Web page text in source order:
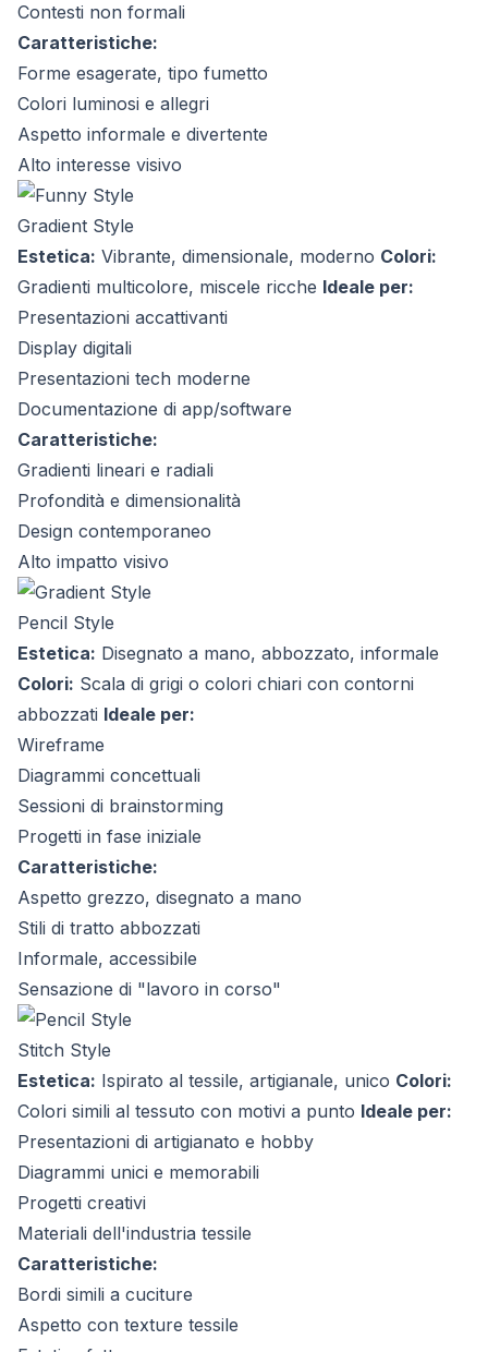
Contesti non formali
Caratteristiche:
Forme esagerate, tipo fumetto
Colori luminosi e allegri
Aspetto informale e divertente
Alto interesse visivo
Gradient Style
Estetica: Vibrante, dimensionale, moderno Colori:
Gradienti multicolore, miscele ricche Ideale per:
Presentazioni accattivanti
Display digitali
Presentazioni tech moderne
Documentazione di app/software
Caratteristiche:
Gradienti lineari e radiali
Profondità e dimensionalità
Design contemporaneo
Alto impatto visivo
Pencil Style
Estetica: Disegnato a mano, abbozzato, informale
Colori: Scala di grigi o colori chiari con contorni
abbozzati Ideale per:
Wireframe
Diagrammi concettuali
Sessioni di brainstorming
Progetti in fase iniziale
Caratteristiche:
Aspetto grezzo, disegnato a mano
Stili di tratto abbozzati
Informale, accessibile
Sensazione di "lavoro in corso"
Stitch Style
Estetica: Ispirato al tessile, artigianale, unico Colori:
Colori simili al tessuto con motivi a punto Ideale per:
Presentazioni di artigianato e hobby
Diagrammi unici e memorabili
Progetti creativi
Materiali dell'industria tessile
Caratteristiche:
Bordi simili a cuciture
Aspetto con texture tessile